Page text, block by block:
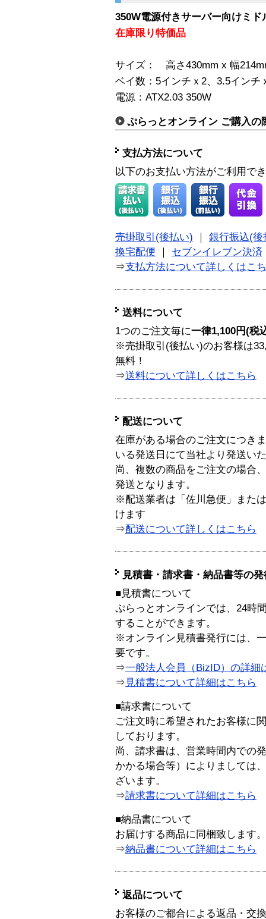
350W電源付きサーバー向けミ
在庫限り特価品
サイズ： 高さ430mm x 幅
ベイ数：5インチｘ2、3.5インチ
電源：ATX2.03 350W
ぷらっとオンライン ご購入の
支払方法について
以下のお支払い方法がご利用で
売掛取引(後払い)
銀行振込(後
換宅配便
セブンイレブン決済
⇒支払方法について詳しくはこ
送料について
1つのご注文毎に一律1,100円(税
※売掛取引(後払い)のお客様は
無料！
⇒送料について詳しくはこちら
配送について
在庫がある場合のご注文につき
いる発送日にて当社より発送い
尚、複数の商品をご注文の場合
発送となります。
※配送業者は「佐川急便」また
けます
⇒配送について詳しくはこちら
見積書・請求書・納品書等の
■見積書について
ぷらっとオンラインでは、24時
することができます。
※オンライン見積書発行には、
要です。
⇒一般法人会員（BizID）の詳細
⇒ 見積書について詳細はこちら
■請求書について
ご注文時に希望されたお客様に
しております。
尚、請求書は、営業時間内での
かかる場合等）によりましては
ざいます。
⇒請求書について詳細はこちら
■納品書について
お届けする商品に同梱致します。
⇒納品書について詳細はこちら
返品について
お客様のご都合による返品・交